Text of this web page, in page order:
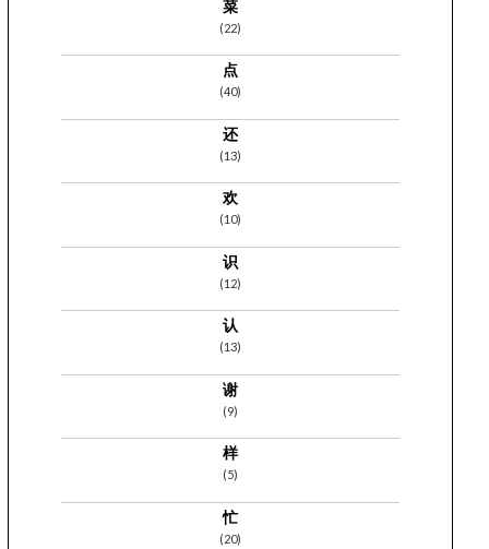
菜
(22)
点
(40)
还
(13)
欢
(10)
识
(12)
认
(13)
谢
(9)
样
(5)
忙
(20)